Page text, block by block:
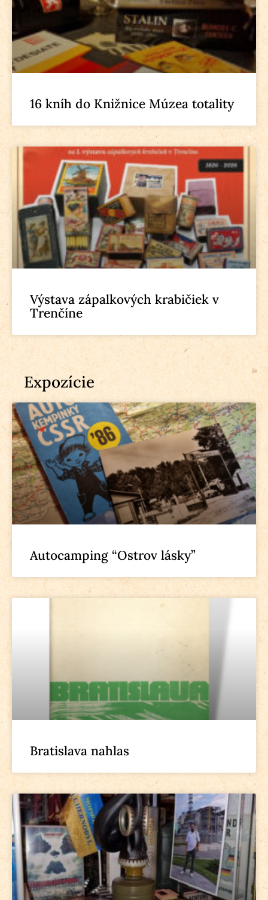
16 kníh do Knižnice Múzea totality
Výstava zápalkových krabičiek v
Trenčíne
Expozície
Autocamping “Ostrov lásky”
Bratislava nahlas